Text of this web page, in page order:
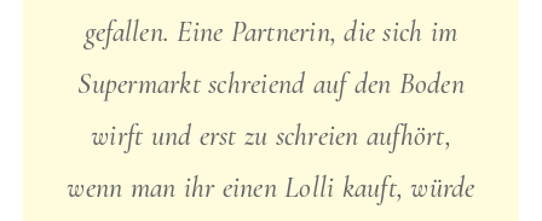
gefallen. Eine Partnerin, die sich im
Supermarkt schreiend auf den Boden
wirft und erst zu schreien aufhört,
wenn man ihr einen Lolli kauft, würde